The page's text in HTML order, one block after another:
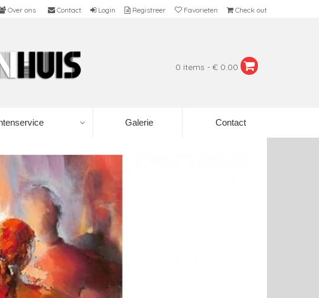
Over ons Contact Login Registreer Favorieten Check out
0 items - € 0.00
Galerie Contact